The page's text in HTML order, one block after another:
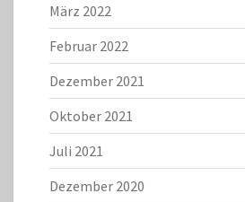
März 2022
Februar 2022
Dezember 2021
Oktober 2021
Juli 2021
Dezember 2020